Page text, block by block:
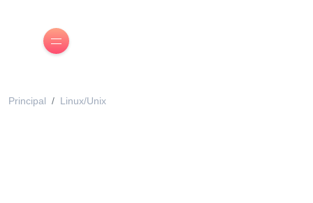
Principal Linux/Unix